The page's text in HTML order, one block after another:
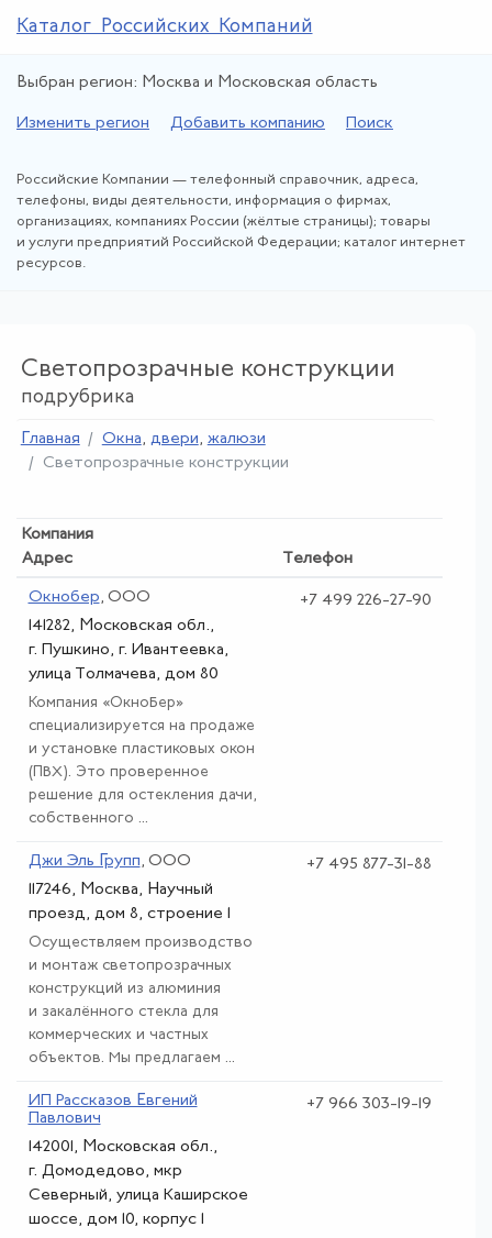
Каталог Российских Компаний
Выбран регион: Москва и Московская область
Изменить регион Добавить компанию Поиск
Российские Компании — телефонный справочник, адреса,
телефоны, виды деятельности, информация о фирмах,
организациях, компаниях России (жёлтые страницы); товары
и услуги предприятий Российской Федерации; каталог интернет
ресурсов.
Светопрозрачные конструкции
подрубрика
Главная Окна, двери, жалюзи
Светопрозрачные конструкции
Компания
Адрес
Телефон
Окнобер, ООО
141282, Московская обл.,
г. Пушкино, г. Ивантеевка,
улица Толмачева, дом 80
Компания «ОкноБер»
специализируется на продаже
и установке пластиковых окон
(ПВХ). Это проверенное
решение для остекления дачи,
собственного ...
+7 499 226-27-90
Джи Эль Групп, ООО
117246, Москва, Научный
проезд, дом 8, строение 1
Осуществляем производство
и монтаж светопрозрачных
конструкций из алюминия
и закалённого стекла для
коммерческих и частных
объектов. Мы предлагаем ...
+7 495 877-31-88
ИП Рассказов Евгений
Павлович
142001, Московская обл.,
г. Домодедово, мкр
Северный, улица Каширское
шоссе, дом 10, корпус 1
+7 966 303-19-19